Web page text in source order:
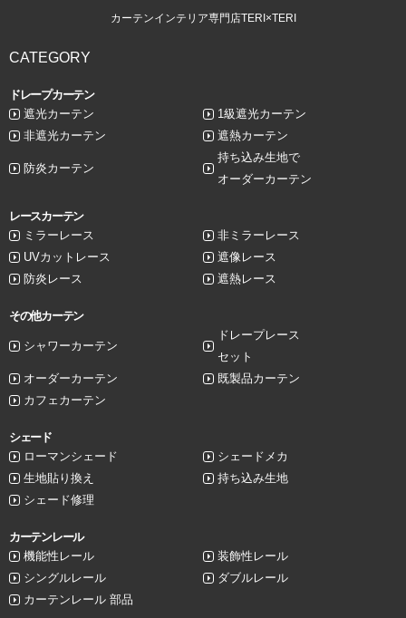
カーテンインテリア専門店TERI×TERI
CATEGORY
ドレープカーテン
遮光カーテン
1級遮光カーテン
非遮光カーテン
遮熱カーテン
防炎カーテン
持ち込み生地で
オーダーカーテン
レースカーテン
ミラーレース
非ミラーレース
UVカットレース
遮像レース
防炎レース
遮熱レース
その他カーテン
シャワーカーテン
ドレープレース
セット
オーダーカーテン
既製品カーテン
カフェカーテン
シェード
ローマンシェード
シェードメカ
生地貼り換え
持ち込み生地
シェード修理
カーテンレール
機能性レール
装飾性レール
シングルレール
ダブルレール
カーテンレール 部品